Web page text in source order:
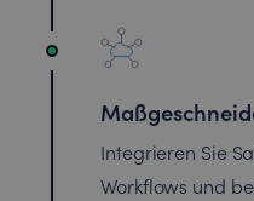
Integrieren Sie
Workflows und